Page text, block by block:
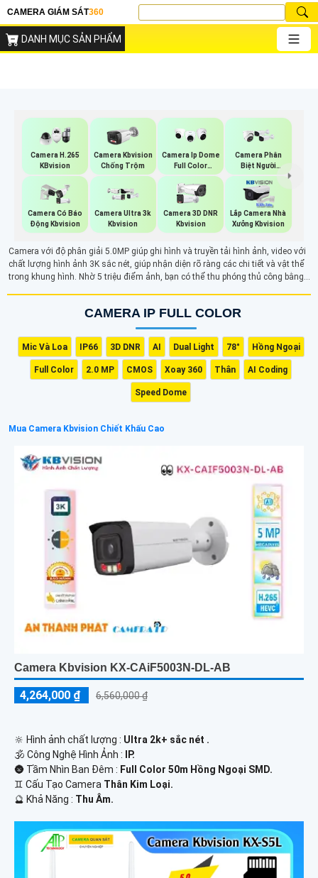
CAMERA GIÁM SÁT360
DANH MỤC SẢN PHẨM
Camera H.265
KBvision
Camera Kbvision
Chống Trộm
Camera Ip Dome
Full Color
Kbvision
Camera Phân
Biệt Người
Kbvision
Camera Có Báo
Động Kbvision
Camera Ultra 3k
Kbvision
Camera 3D DNR
Kbvision
Lắp Camera Nhà
Xưởng Kbvision
Camera với độ phân giải 5.0MP giúp ghi hình và truyền tải hình ảnh, video với
chất lượng hình ảnh 3K sắc nét, giúp nhận diện rõ ràng các chi tiết và vật thể
trong khung hình. Nhờ 5 triệu điểm ảnh, bạn có thể thu phóng thủ công bằng
CAMERA IP FULL COLOR
Mic Và Loa IP66 3D DNR AI Dual Light 78° Hồng Ngoại
Full Color 2.0 MP CMOS Xoay 360 Thân AI Coding
Speed Dome
Mua Camera Kbvision Chiết Khấu Cao
Camera Kbvision KX-CAiF5003N-DL-AB
4,264,000 ₫ 6,560,000 ₫
🔆 Hình ảnh chất lượng : Ultra 2k+ sắc nét .
🕉️ Công Nghệ Hình Ảnh :
IP.
🌚 Tầm Nhìn Ban Đêm : Full Color 50m Hồng Ngoại SMD.
♊ Cấu Tạo Camera Thân Kim Loại.
️🔮 Khả Năng : Thu Âm.